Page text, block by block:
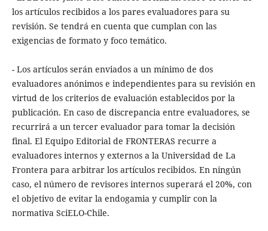
los artículos recibidos a los pares evaluadores para su
revisión. Se tendrá en cuenta que cumplan con las
exigencias de formato y foco temático.
- Los artículos serán enviados a un mínimo de dos
evaluadores anónimos e independientes para su revisión en
virtud de los criterios de evaluación establecidos por la
publicación. En caso de discrepancia entre evaluadores, se
recurrirá a un tercer evaluador para tomar la decisión
final. El Equipo Editorial de FRONTERAS recurre a
evaluadores internos y externos a la Universidad de La
Frontera para arbitrar los artículos recibidos. En ningún
caso, el número de revisores internos superará el 20%, con
el objetivo de evitar la endogamia y cumplir con la
normativa SciELO-Chile.